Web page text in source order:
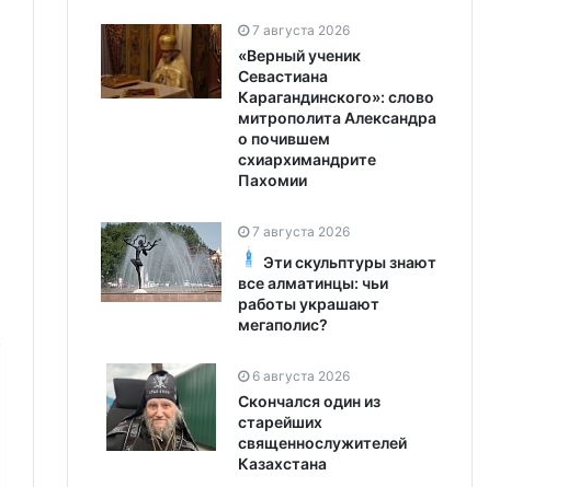
7 августа 2026
«Верный ученик
Севастиана
Карагандинского»: слово
митрополита Александра
о почившем
схиархимандрите
Пахомии
7 августа 2026
Эти скульптуры знают
все алматинцы: чьи
работы украшают
мегаполис?
6 августа 2026
Скончался один из
старейших
священнослужителей
Казахстана